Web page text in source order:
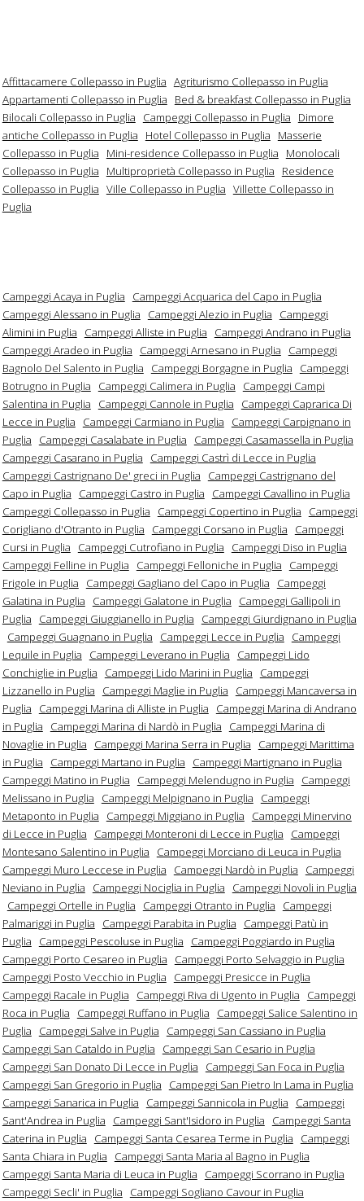
Affittacamere Collepasso in Puglia Agriturismo Collepasso in Puglia
Appartamenti Collepasso in Puglia
Bed & breakfast Collepasso in Puglia
Bilocali Collepasso in Puglia
Campeggi Collepasso in Puglia
Dimore
antiche Collepasso in Puglia
Hotel Collepasso in Puglia
Masserie
Collepasso in Puglia
Mini-residence Collepasso in Puglia
Monolocali
Collepasso in Puglia
Multiproprietà Collepasso in Puglia
Residence
Collepasso in Puglia Ville Collepasso in Puglia Villette Collepasso in
Puglia
Campeggi Acaya in Puglia
Campeggi Acquarica del Capo in Puglia
Campeggi Alessano in Puglia
Campeggi Alezio in Puglia
Campeggi
Alimini in Puglia
Campeggi Alliste in Puglia
Campeggi Andrano in Puglia
Campeggi Aradeo in Puglia
Campeggi Arnesano in Puglia
Campeggi
Bagnolo Del Salento in Puglia
Campeggi Borgagne in Puglia
Campeggi
Botrugno in Puglia
Campeggi Calimera in Puglia
Campeggi Campi
Salentina in Puglia
Campeggi Cannole in Puglia
Campeggi Caprarica Di
Lecce in Puglia
Campeggi Carmiano in Puglia
Campeggi Carpignano in
Puglia
Campeggi Casalabate in Puglia
Campeggi Casamassella in Puglia
Campeggi Casarano in Puglia
Campeggi Castrì di Lecce in Puglia
Campeggi Castrignano De' greci in Puglia
Campeggi Castrignano del
Capo in Puglia
Campeggi Castro in Puglia
Campeggi Cavallino in Puglia
Campeggi Collepasso in Puglia
Campeggi Copertino in Puglia
Campeggi
Corigliano d'Otranto in Puglia
Campeggi Corsano in Puglia
Campeggi
Cursi in Puglia
Campeggi Cutrofiano in Puglia
Campeggi Diso in Puglia
Campeggi Felline in Puglia
Campeggi Felloniche in Puglia
Campeggi
Frigole in Puglia
Campeggi Gagliano del Capo in Puglia
Campeggi
Galatina in Puglia
Campeggi Galatone in Puglia
Campeggi Gallipoli in
Puglia
Campeggi Giuggianello in Puglia
Campeggi Giurdignano in Puglia
Campeggi Guagnano in Puglia
Campeggi Lecce in Puglia
Campeggi
Lequile in Puglia
Campeggi Leverano in Puglia
Campeggi Lido
Conchiglie in Puglia
Campeggi Lido Marini in Puglia
Campeggi
Lizzanello in Puglia
Campeggi Maglie in Puglia
Campeggi Mancaversa in
Puglia
Campeggi Marina di Alliste in Puglia
Campeggi Marina di Andrano
in Puglia
Campeggi Marina di Nardò in Puglia
Campeggi Marina di
Novaglie in Puglia
Campeggi Marina Serra in Puglia
Campeggi Marittima
in Puglia
Campeggi Martano in Puglia
Campeggi Martignano in Puglia
Campeggi Matino in Puglia
Campeggi Melendugno in Puglia
Campeggi
Melissano in Puglia
Campeggi Melpignano in Puglia
Campeggi
Metaponto in Puglia
Campeggi Miggiano in Puglia
Campeggi Minervino
di Lecce in Puglia
Campeggi Monteroni di Lecce in Puglia
Campeggi
Montesano Salentino in Puglia
Campeggi Morciano di Leuca in Puglia
Campeggi Muro Leccese in Puglia
Campeggi Nardò in Puglia
Campeggi
Neviano in Puglia
Campeggi Nociglia in Puglia
Campeggi Novoli in Puglia
Campeggi Ortelle in Puglia
Campeggi Otranto in Puglia
Campeggi
Palmariggi in Puglia
Campeggi Parabita in Puglia
Campeggi Patù in
Puglia
Campeggi Pescoluse in Puglia
Campeggi Poggiardo in Puglia
Campeggi Porto Cesareo in Puglia
Campeggi Porto Selvaggio in Puglia
Campeggi Posto Vecchio in Puglia
Campeggi Presicce in Puglia
Campeggi Racale in Puglia
Campeggi Riva di Ugento in Puglia
Campeggi
Roca in Puglia
Campeggi Ruffano in Puglia
Campeggi Salice Salentino in
Puglia
Campeggi Salve in Puglia
Campeggi San Cassiano in Puglia
Campeggi San Cataldo in Puglia
Campeggi San Cesario in Puglia
Campeggi San Donato Di Lecce in Puglia
Campeggi San Foca in Puglia
Campeggi San Gregorio in Puglia
Campeggi San Pietro In Lama in Puglia
Campeggi Sanarica in Puglia
Campeggi Sannicola in Puglia
Campeggi
Sant'Andrea in Puglia
Campeggi Sant'Isidoro in Puglia
Campeggi Santa
Caterina in Puglia
Campeggi Santa Cesarea Terme in Puglia
Campeggi
Santa Chiara in Puglia
Campeggi Santa Maria al Bagno in Puglia
Campeggi Santa Maria di Leuca in Puglia
Campeggi Scorrano in Puglia
Campeggi Secli' in Puglia
Campeggi Sogliano Cavour in Puglia